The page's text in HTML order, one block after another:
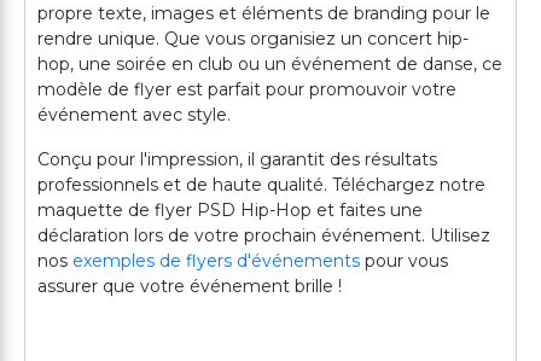
propre texte, images et éléments de branding pour le
rendre unique. Que vous organisiez un concert hip-
hop, une soirée en club ou un événement de danse, ce
modèle de flyer est parfait pour promouvoir votre
événement avec style.
Conçu pour l'impression, il garantit des résultats
professionnels et de haute qualité. Téléchargez notre
maquette de flyer PSD Hip-Hop et faites une
déclaration lors de votre prochain événement. Utilisez
nos exemples de flyers d'événements pour vous
assurer que votre événement brille !